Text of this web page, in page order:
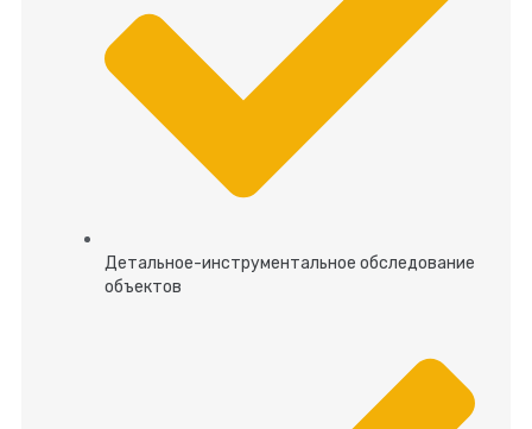
Детальное-инструментальное обследование
объектов